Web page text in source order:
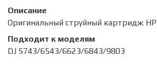
Описание
Оригинальный струйный картридж HP
Подходит к моделям
DJ 5743/6543/6623/6843/9803